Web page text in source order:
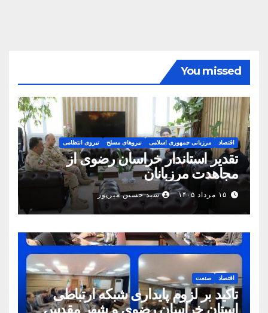
You missed
اقتصاد مرزبانی جمهوری اسلامی نیروهای مسلح نیروی انتظامی
تقدیر استاندار خراسان رضوی از
مجاهدت مرزبانان
۱۵ مرداد ۱۴۰۵ سید حسین میرپور
اقتصاد صنعت
تأکید بر لزوم پایداری شبکه ارتباطی
استان خراسان رضوی و شهر مقدس